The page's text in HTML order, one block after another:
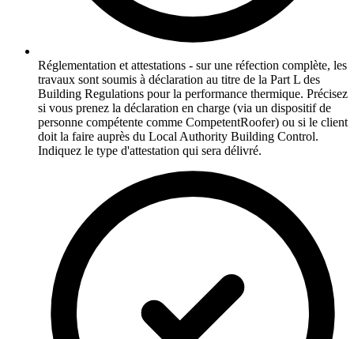
Réglementation et attestations - sur une réfection complète, les
travaux sont soumis à déclaration au titre de la Part L des
Building Regulations pour la performance thermique. Précisez
si vous prenez la déclaration en charge (via un dispositif de
personne compétente comme CompetentRoofer) ou si le client
doit la faire auprès du Local Authority Building Control.
Indiquez le type d'attestation qui sera délivré.